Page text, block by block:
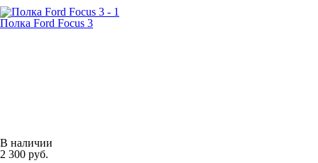
Полка Ford Focus 3
В наличии
2 300 руб.